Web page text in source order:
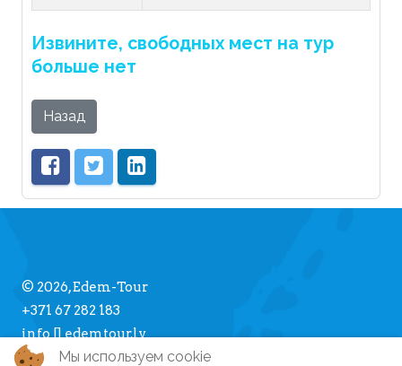
Извините, свободных мест на тур
больше нет
Назад
© 2026, Edem-Tour
+371 67 282 183
info [] edemtour.lv
Мы используем cookie